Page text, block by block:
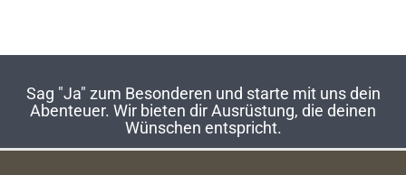
Sag "Ja" zum Besonderen und starte mit uns dein
Abenteuer. Wir bieten dir Ausrüstung, die deinen
Wünschen entspricht.